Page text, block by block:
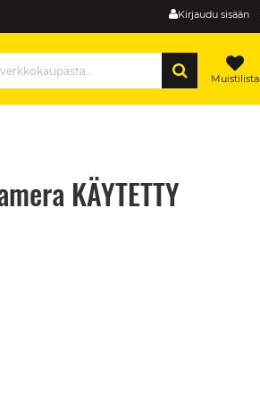
Kirjaudu sisään
Muistilista
KÄYTETTY